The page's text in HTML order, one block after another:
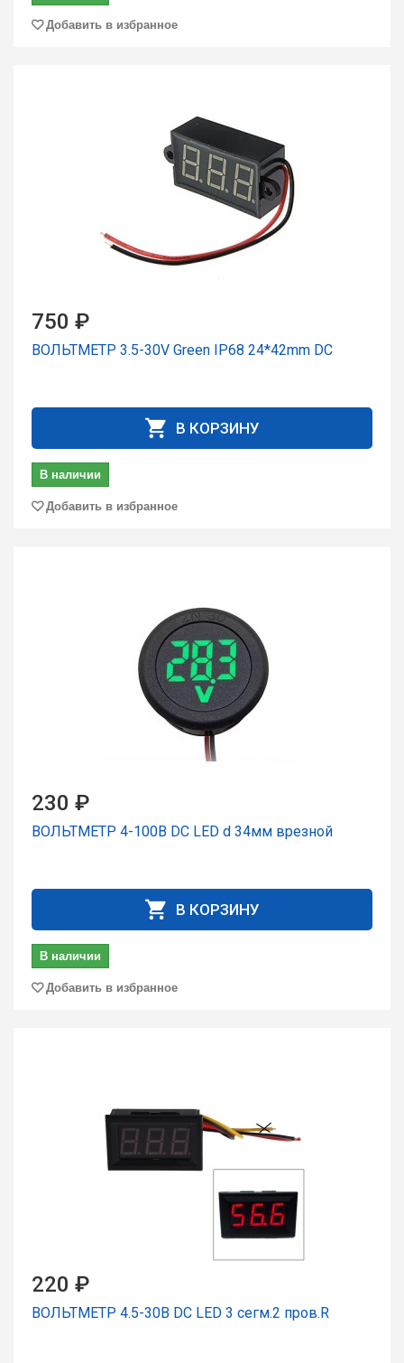
Добавить в избранное
750 ₽
ВОЛЬТМЕТР 3.5-30V Green IP68 24*42mm DC
В КОРЗИНУ
В наличии
Добавить в избранное
230 ₽
ВОЛЬТМЕТР 4-100В DC LED d 34мм врезной
В КОРЗИНУ
В наличии
Добавить в избранное
220 ₽
ВОЛЬТМЕТР 4.5-30В DC LED 3 сегм.2 пров.R